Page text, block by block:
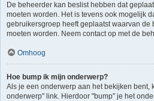
De beheerder kan beslist hebben dat
moeten worden. Het is tevens ook mogelijk
gebruikersgroep heeft geplaatst waarvan de
moeten worden. Neem contact op met de
Omhoog
Hoe bump ik mijn onderwerp?
Als je een onderwerp aan het bekijken bent,
onderwerp" link. Hierdoor "bump" je het